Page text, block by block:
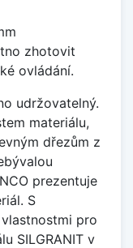
zhotovit
ovládání.
udržovatelný.
materiálu,
dřezům z
prezentuje
S
pro
SILGRANIT v